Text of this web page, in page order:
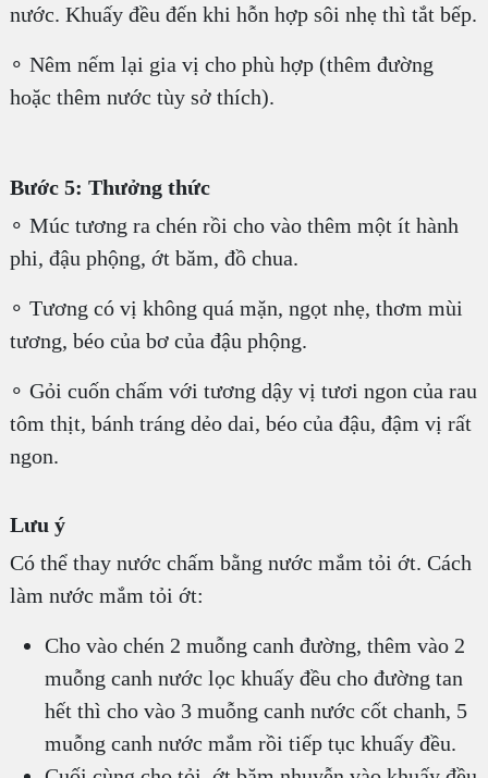
nước. Khuấy đều đến khi hỗn hợp sôi nhẹ thì tắt bếp.
∘ Nêm nếm lại gia vị cho phù hợp (thêm đường
hoặc thêm nước tùy sở thích).
Bước 5: Thưởng thức
∘ Múc tương ra chén rồi cho vào thêm một ít hành
phi, đậu phộng, ớt băm, đồ chua.
∘ Tương có vị không quá mặn, ngọt nhẹ, thơm mùi
tương, béo của bơ của đậu phộng.
∘ Gỏi cuốn chấm với tương dậy vị tươi ngon của rau
tôm thịt, bánh tráng dẻo dai, béo của đậu, đậm vị rất
ngon.
Lưu ý
Có thể thay nước chấm bằng nước mắm tỏi ớt. Cách
làm nước mắm tỏi ớt:
Cho vào chén 2 muỗng canh đường, thêm vào 2
muỗng canh nước lọc khuấy đều cho đường tan
hết thì cho vào 3 muỗng canh nước cốt chanh, 5
muỗng canh nước mắm rồi tiếp tục khuấy đều.